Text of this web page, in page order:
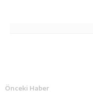
Önceki Haber